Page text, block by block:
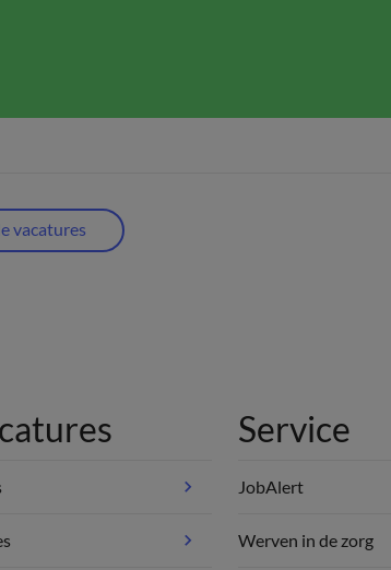
vacatures
Service
JobAlert
Werven in de zorg